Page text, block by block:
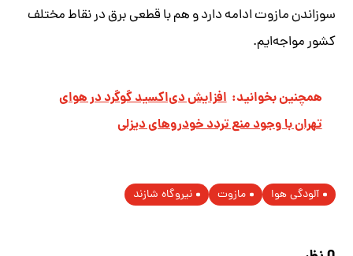
سوزاندن مازوت ادامه دارد و هم با قطعی برق در نقاط مختلف
کشور مواجه‌ایم.
همچنین بخوانید: افزایش دی‌اکسید گوگرد در هوای
تهران با وجود منع تردد خودروهای دیزلی
آلودگی هوا مازوت نیروگاه شازند